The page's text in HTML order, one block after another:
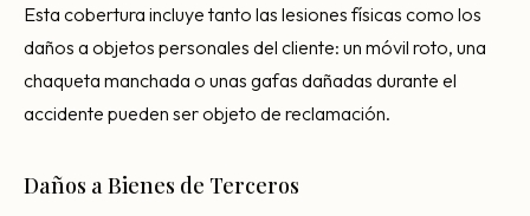
Esta cobertura incluye tanto las lesiones físicas como los
daños a objetos personales del cliente: un móvil roto, una
chaqueta manchada o unas gafas dañadas durante el
accidente pueden ser objeto de reclamación.
Daños a Bienes de Terceros